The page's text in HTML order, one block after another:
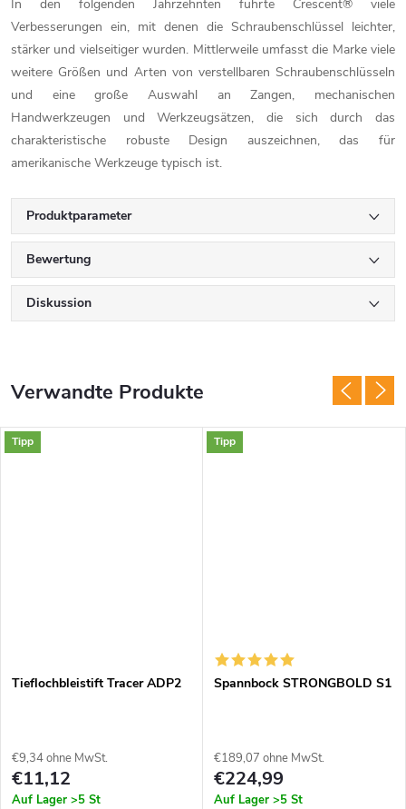
In den folgenden Jahrzehnten führte Crescent® viele
Verbesserungen ein, mit denen die Schraubenschlüssel leichter,
stärker und vielseitiger wurden. Mittlerweile umfasst die Marke viele
weitere Größen und Arten von verstellbaren Schraubenschlüsseln
und eine große Auswahl an Zangen, mechanischen
Handwerkzeugen und Werkzeugsätzen, die sich durch das
charakteristische robuste Design auszeichnen, das für
amerikanische Werkzeuge typisch ist.
Produktparameter
Bewertung
Diskussion
Verwandte Produkte
Tipp
Tieflochbleistift Tracer ADP2
€9,34 ohne MwSt.
€11,12
Auf Lager >5 St
Tipp
Spannbock STRONGBOLD S1
€189,07 ohne MwSt.
€224,99
Auf Lager >5 St